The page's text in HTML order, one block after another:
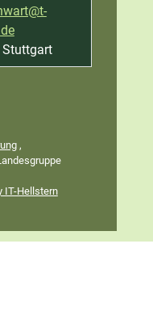
,
IT-Hellstern